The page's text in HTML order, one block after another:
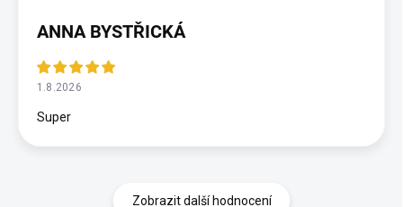
ANNA BYSTŘICKÁ
1.8.2026
Super
Zobrazit další hodnocení